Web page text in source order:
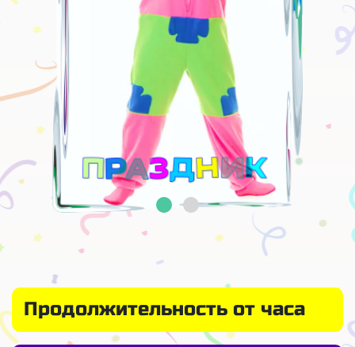
Продолжительность от часа